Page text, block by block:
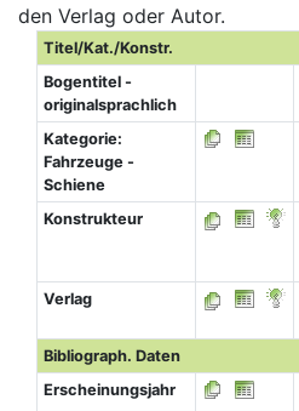
den Verlag oder Autor.
Titel/Kat./Konstr.
Bogentitel -
originalsprachlich
Kategorie:
Fahrzeuge -
Schiene
Konstrukteur
Verlag
Bibliograph. Daten
Erscheinungsjahr